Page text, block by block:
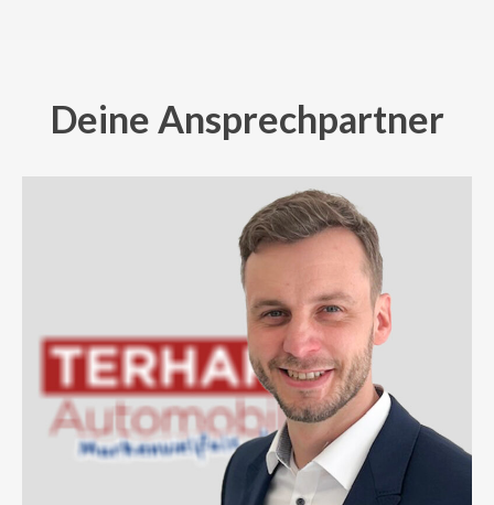
Deine Ansprechpartner